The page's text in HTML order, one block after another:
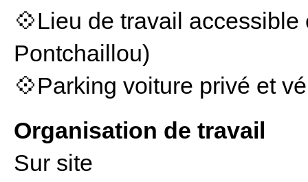
💠Lieu de travail
Pontchaillou)
💠Parking voiture privé et
Organisation de travail
Sur site